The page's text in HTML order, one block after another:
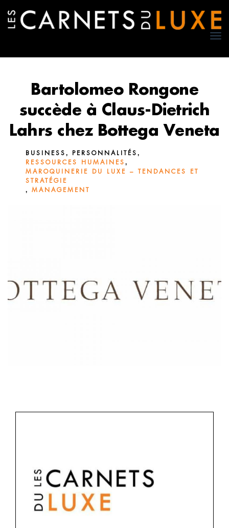
Bartolomeo Rongone
succède à Claus-Dietrich
Lahrs chez Bottega Veneta
BUSINESS , PERSONNALITÉS ,
RESSOURCES HUMAINES ,
MAROQUINERIE DU LUXE – TENDANCES ET
STRATÉGIE
, MANAGEMENT